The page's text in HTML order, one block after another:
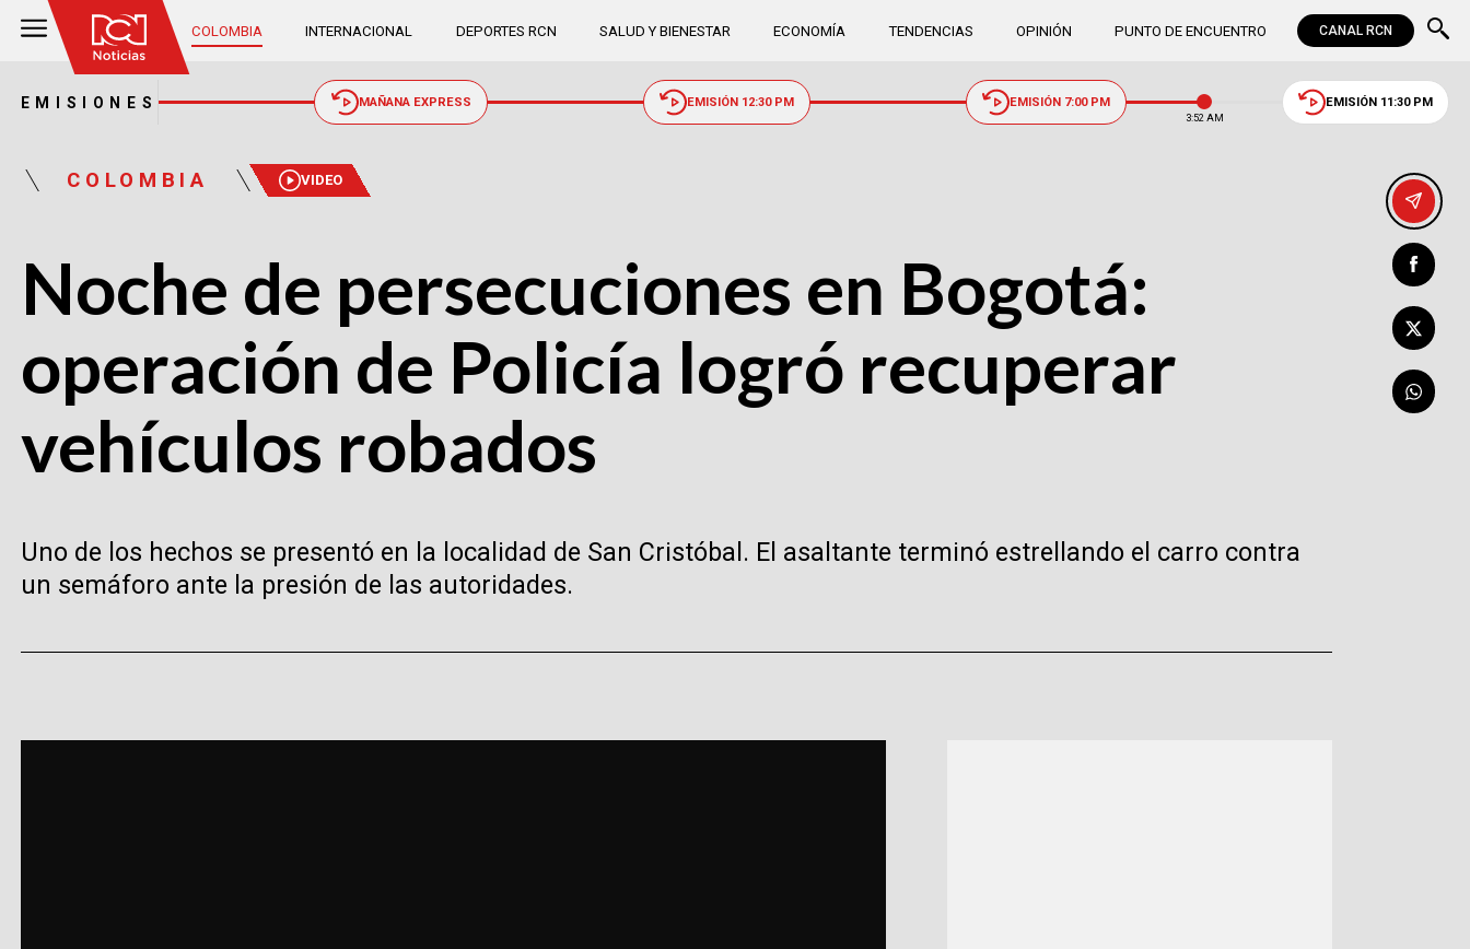
COLOMBIA INTERNACIONAL DEPORTES RCN SALUD Y BIENESTAR ECONOMÍA TENDENCIAS OPINIÓN PUNTO DE ENCUENTRO CANAL RCN
EMISIONES MAÑANA EXPRESS EMISIÓN 12:30 PM EMISIÓN 7:00 PM
3:52 AM
EMISIÓN 11:30 PM
COLOMBIA VIDEO
Noche de persecuciones en Bogotá:
operación de Policía logró recuperar
vehículos robados
Uno de los hechos se presentó en la localidad de San Cristóbal. El asaltante terminó estrellando el carro contra
un semáforo ante la presión de las autoridades.